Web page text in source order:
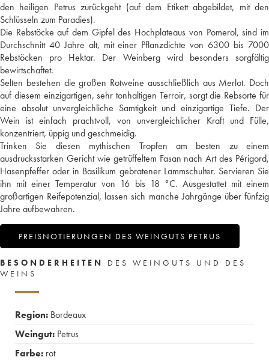
den heiligen Petrus zurückgeht (auf dem Etikett abgebildet, mit den
Schlüsseln zum Paradies).
Die Rebstöcke auf dem Gipfel des Hochplateaus von Pomerol, sind im
Durchschnitt 40 Jahre alt, mit einer Pflanzdichte von 6300 bis 7000
Rebstöcken pro Hektar. Der Weinberg wird besonders sorgfältig
bewirtschaftet.
Selten bestehen die großen Rotweine ausschließlich aus Merlot. Doch
auf diesem einzigartigen, sehr tonhaltigen Terroir, sorgt die Rebsorte für
eine absolut unvergleichliche Samtigkeit und einzigartige Tiefe. Der
Wein ist einfach prachtvoll, von unvergleichlicher Kraft und Fülle,
konzentriert, üppig und geschmeidig.
Trinken Sie diesen mythischen Tropfen am besten zu einem
ausdrucksstarken Gericht wie getrüffeltem Fasan nach Art des Périgord,
Hasenpfeffer oder in Basilikum gebratener Lammschulter. Servieren Sie
ihn mit einer Temperatur von 16 bis 18 °C. Ausgestattet mit einem
großartigen Reifepotenzial, lassen sich manche Jahrgänge über fünfzig
Jahre aufbewahren.
PREISNOTIERUNGEN DES WEINGUTS PETRUS
BESONDERHEITEN
DES WEINGUTS UND DES
WEINS
Region: Bordeaux
Weingut: Petrus
Farbe: rot